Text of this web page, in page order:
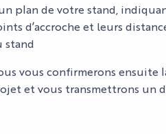
plan de votre stand,
d’accroche et leurs
stand
vous confirmerons ensuite
et vous transmettrons un